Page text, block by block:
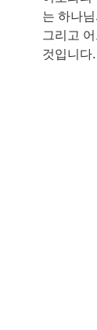
는 하나
그리고
것입니다.